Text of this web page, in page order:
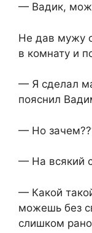
— Вадик,
Не дав мужу
в комнату и
— Я сделал
пояснил
— Но
— На всякий
— Какой
можешь без
слишком